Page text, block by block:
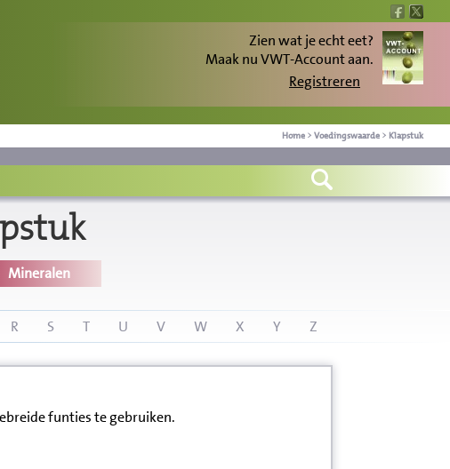
Zien wat je echt eet?
Maak nu VWT-Account aan.
Registreren
Home > Voedingswaarde > Klapstuk
Mineralen
R S T U V W X Y Z
funties te gebruiken.